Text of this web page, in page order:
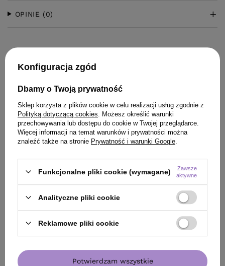
OPINIE (0)
Konfiguracja zgód
Dbamy o Twoją prywatność
Sklep korzysta z plików cookie w celu realizacji usług zgodnie z
Polityką dotyczącą cookies . Możesz określić warunki
przechowywania lub dostępu do cookie w Twojej przeglądarce.
Więcej informacji na temat warunków i prywatności można
znaleźć także na stronie Prywatność i warunki Google
Funkcjonalne pliki cookie (wymagane)
Zawsze
aktywne
Analityczne pliki cookie
Reklamowe pliki cookie
Potwierdzam wszystkie